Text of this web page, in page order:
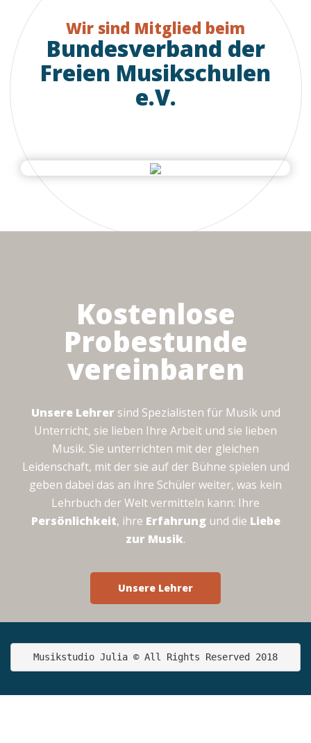
Wir sind Mitglied beim
Bundesverband der
Freien Musikschulen
e.V.
Kostenlose
Probestunde
vereinbaren
Unsere Lehrer sind Spezialisten für Musik und
Unterricht, sie lieben Ihre Arbeit und sie lieben
Musik. Sie unterrichten mit der gleichen
Leidenschaft, mit der sie auf der Bühne spielen und
geben dabei das an ihre Schüler weiter, was kein
Lehrbuch der Welt vermitteln kann: Ihre
Persönlichkeit, ihre Erfahrungund die Liebe
zur Musik.
Unsere Lehrer
Musikstudio Julia © All Rights Reserved 2018